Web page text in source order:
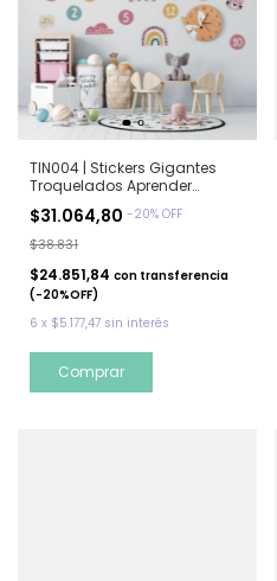
TIN004 | Stickers Gigantes
Troquelados Aprender
$31.064,80 -20% OFF
$38.831
$24.851,84 con transferencia
(-20%OFF)
6 x $5.177,47 sin interés